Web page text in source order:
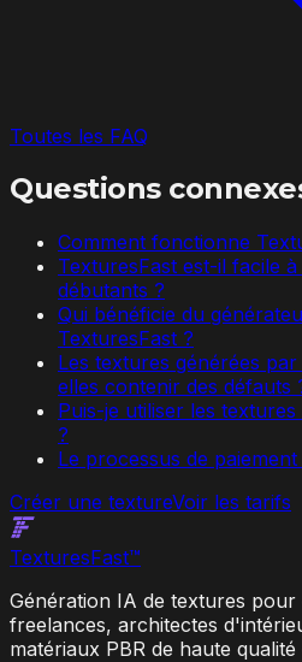
Toutes les FAQ
Questions
Comment fonctionne
TexturesFast est-il facile
débutants ?
Qui bénéficie du
TexturesFast ?
Les textures générées
elles contenir des défauts
Puis-je utiliser les
?
Le processus de
Créer une textureVoir les tarifs
TexturesFast™
Génération IA de textures
freelances, architectes
matériaux PBR de haute